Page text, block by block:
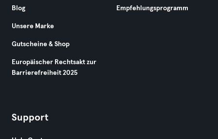
Blog
Unsere Marke
Gutscheine & Shop
Europäischer Rechtsakt zur
Barrierefreiheit 2025
Empfehlungsprogramm
Support